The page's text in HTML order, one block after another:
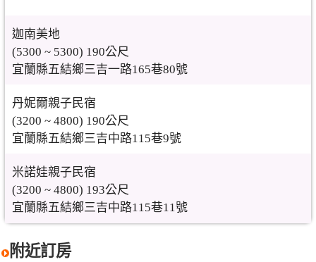
迦南美地
(5300 ~ 5300) 190公尺
宜蘭縣五結鄉三吉一路165巷80號
丹妮爾親子民宿
(3200 ~ 4800) 190公尺
宜蘭縣五結鄉三吉中路115巷9號
米諾娃親子民宿
(3200 ~ 4800) 193公尺
宜蘭縣五結鄉三吉中路115巷11號
附近訂房